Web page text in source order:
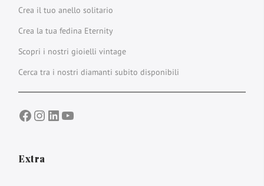
Crea il tuo anello solitario
Crea la tua fedina Eternity
Scopri i nostri gioielli vintage
Cerca tra i nostri diamanti subito disponibili
Facebook
Instagram
LinkedIn
YouTube
Extra